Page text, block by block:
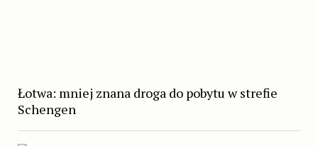
Łotwa: mniej znana droga do pobytu w strefie
Schengen